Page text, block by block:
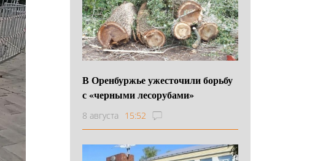
В Оренбуржье ужесточили борьбу
с «черными лесорубами»
8 августа 15:52